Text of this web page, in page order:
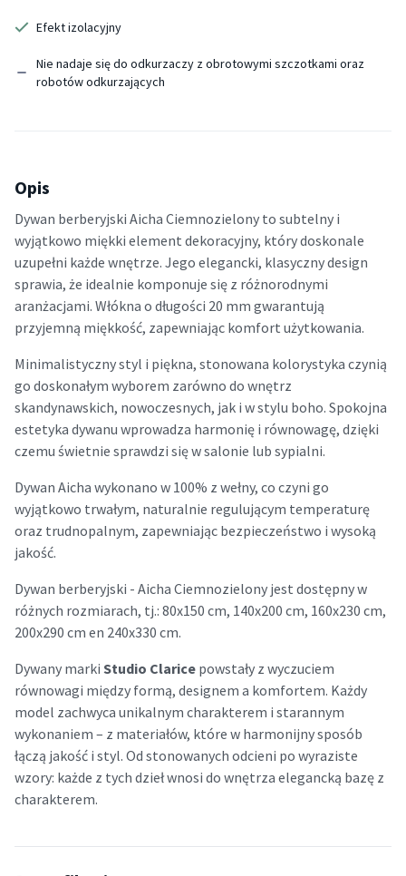
Efekt izolacyjny
Nie nadaje się do odkurzaczy z obrotowymi szczotkami oraz
robotów odkurzających
Opis
Dywan berberyjski Aicha Ciemnozielony to subtelny i
wyjątkowo miękki element dekoracyjny, który doskonale
uzupełni każde wnętrze. Jego elegancki, klasyczny design
sprawia, że idealnie komponuje się z różnorodnymi
aranżacjami. Włókna o długości 20 mm gwarantują
przyjemną miękkość, zapewniając komfort użytkowania.
Minimalistyczny styl i piękna, stonowana kolorystyka czynią
go doskonałym wyborem zarówno do wnętrz
skandynawskich, nowoczesnych, jak i w stylu boho. Spokojna
estetyka dywanu wprowadza harmonię i równowagę, dzięki
czemu świetnie sprawdzi się w salonie lub sypialni.
Dywan Aicha wykonano w 100% z wełny, co czyni go
wyjątkowo trwałym, naturalnie regulującym temperaturę
oraz trudnopalnym, zapewniając bezpieczeństwo i wysoką
jakość.
Dywan berberyjski - Aicha Ciemnozielony jest dostępny w
różnych rozmiarach, tj.: 80x150 cm, 140x200 cm, 160x230 cm,
200x290 cm en 240x330 cm.
Dywany marki Studio Clarice powstały z wyczuciem
równowagi między formą, designem a komfortem. Każdy
model zachwyca unikalnym charakterem i starannym
wykonaniem – z materiałów, które w harmonijny sposób
łączą jakość i styl. Od stonowanych odcieni po wyraziste
wzory: każde z tych dzieł wnosi do wnętrza elegancką bazę z
charakterem.